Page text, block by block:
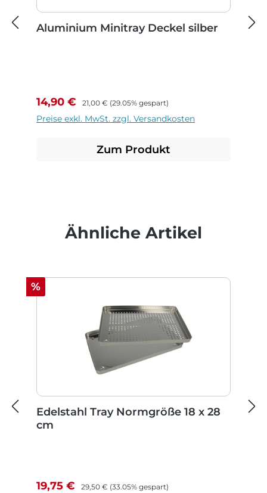
Aluminium Minitray Deckel silber
Verkaufspreis:
14,90 € Regulärer Preis:
21,00 € (29.05% gespart)
Preise exkl. MwSt. zzgl. Versandkosten
Zum Produkt
Produktgalerie überspringen
Ähnliche Artikel
Rabatt
%
Edelstahl Tray Normgröße 18 x 28
cm
Verkaufspreis:
19,75 € Regulärer Preis:
29,50 € (33.05% gespart)